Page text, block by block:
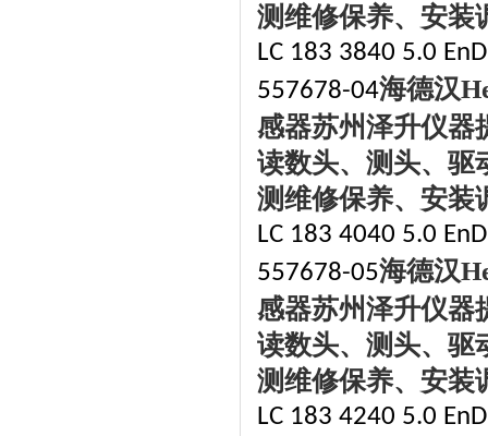
测维修保养、安装
LC 183 3840 5.0
557678-04海德汉
感器苏州泽升仪器
读数头、测头、驱
测维修保养、安装
LC 183 4040 5.0
557678-05海德汉
感器苏州泽升仪器
读数头、测头、驱
测维修保养、安装
LC 183 4240 5.0